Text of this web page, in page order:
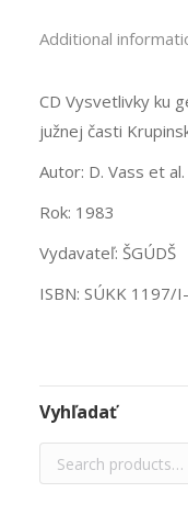
Additional
CD Vysvetlivky ku
južnej časti
Autor: D. Vass et al.
Rok: 1983
Vydavateľ: ŠGÚDŠ
ISBN: SÚKK 1197/
Vyhľadať